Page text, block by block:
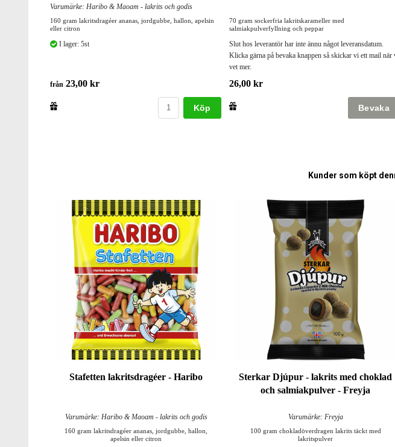
Varumärke: Haribo & Maoam - lakrits och godis
160 gram lakritsdragéer ananas, jordgubbe, hallon, apelsin
eller citron
I lager: 5st
från 23,00 kr
Köp
70 gram sockerfria lakritskarameller med
salmiakpulverfyllning och peppar
Slut hos leverantör har inte ännu något leveransdatum.
Klicka gärna på bevaka knappen så skickar vi ett mail när
vet mer.
26,00 kr
Kunder som köpt
Stafetten lakritsdragéer - Haribo
Varumärke: Haribo & Maoam - lakrits och godis
160 gram lakritsdragéer ananas, jordgubbe, hallon,
apelsin eller citron
Sterkar Djúpur - lakrits med choklad
och salmiakpulver - Freyja
Varumärke: Freyja
100 gram chokladöverdragen lakrits täckt med
lakritspulver